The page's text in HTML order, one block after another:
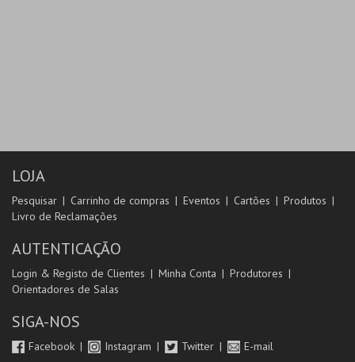
LOJA
Pesquisar Carrinho de compras Eventos Cartões
Produtos
Livro de Reclamações
AUTENTICAÇÃO
Login & Registo de Clientes Minha Conta
Produtores
Orientadores de Salas
SIGA-NOS
Facebook Instagram Twitter E-mail